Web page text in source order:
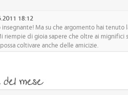
18:12
insegnante! Ma su che argomento hai tenuto
riempie di gioia sapere che oltre ai mignifici
coltivare anche delle amicizie.